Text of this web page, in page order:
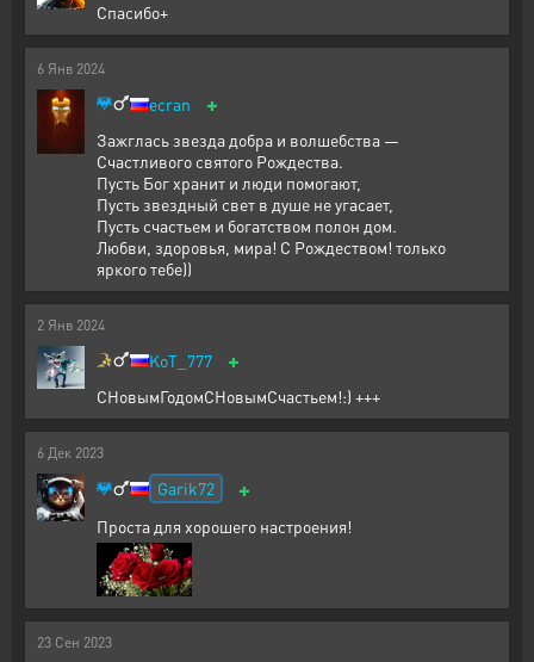
Спасибо+
6 Янв 2024
ecran +
Зажглась звезда добра и волшебства —
Счастливого святого Рождества.
Пусть Бог хранит и люди помогают,
Пусть звездный свет в душе не угасает,
Пусть счастьем и богатством полон дом.
Любви, здоровья, мира! С Рождеством! только
яркого тебе))
2 Янв 2024
KoT_777 +
СНовымГодомСНовымСчастьем!:) +++
6 Дек 2023
Garik72 +
Проста для хорошего настроения!
23 Сен 2023